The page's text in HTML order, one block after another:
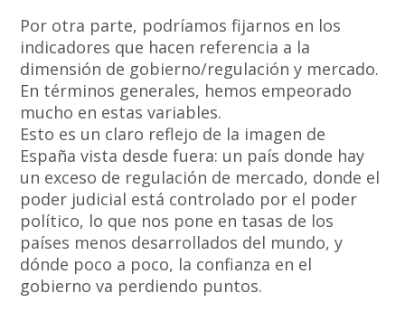
Por otra parte, podríamos fijarnos en los
indicadores que hacen referencia a la
dimensión de gobierno/regulación y mercado.
En términos generales, hemos empeorado
mucho en estas variables.
Esto es un claro reflejo de la imagen de
España vista desde fuera: un país donde hay
un exceso de regulación de mercado, donde el
poder judicial está controlado por el poder
político, lo que nos pone en tasas de los
países menos desarrollados del mundo, y
dónde poco a poco, la confianza en el
gobierno va perdiendo puntos.